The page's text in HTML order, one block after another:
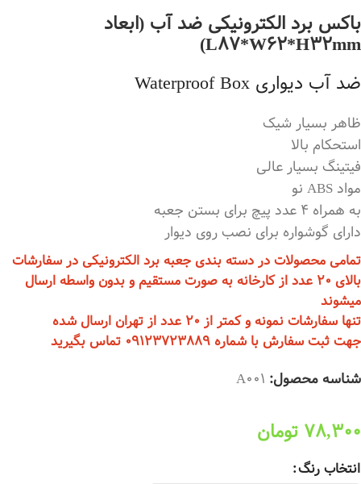
باکس برد الکترونیکی ضد آب (ابعاد
L87*W62*H32mm)
ضد آب دیواری Waterproof Box
ظاهر بسیار شیک
استحکام بالا
فیتینگ بسیار عالی
مواد ABS نو
به همراه 4 عدد پیچ برای بستن جعبه
دارای گوشواره برای نصب روی دیوار
تمامی محصولات در دسته بندی جعبه برد الکترونیکی در سفارشات
بالای 20 عدد از کارخانه به صورت مستقیم و بدون واسطه ارسال
میشوند
تنها سفارشات نمونه و کمتر از 20 عدد از تهران ارسال شده
جهت ثبت سفارش با شماره 09123723889 تماس بگیرید
شناسه محصول: A001
78,300 تومان
انتخاب رنگ